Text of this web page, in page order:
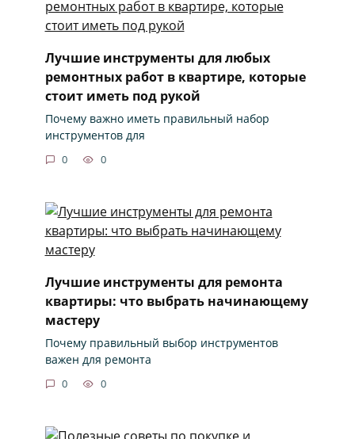
Лучшие инструменты для любых
ремонтных работ в квартире, которые
стоит иметь под рукой
Почему важно иметь правильный набор
инструментов для
0 0
Лучшие инструменты для ремонта
квартиры: что выбрать начинающему
мастеру
Почему правильный выбор инструментов
важен для ремонта
0 0